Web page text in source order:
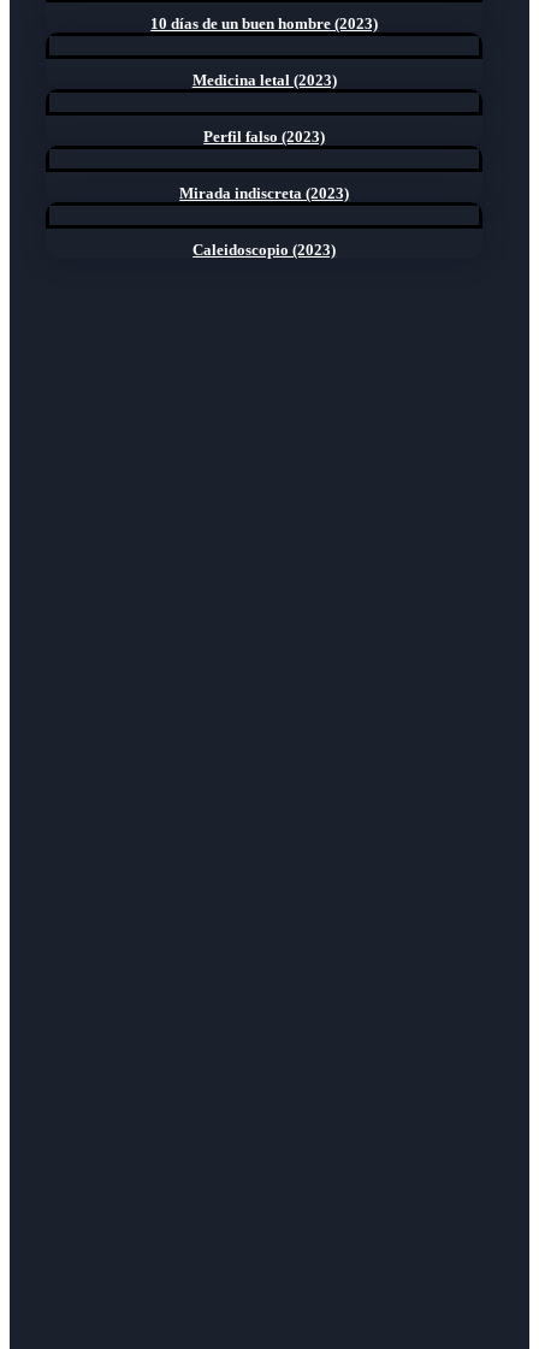
10 días de un buen hombre (2023)
Medicina letal (2023)
Perfil falso (2023)
Mirada indiscreta (2023)
Caleidoscopio (2023)